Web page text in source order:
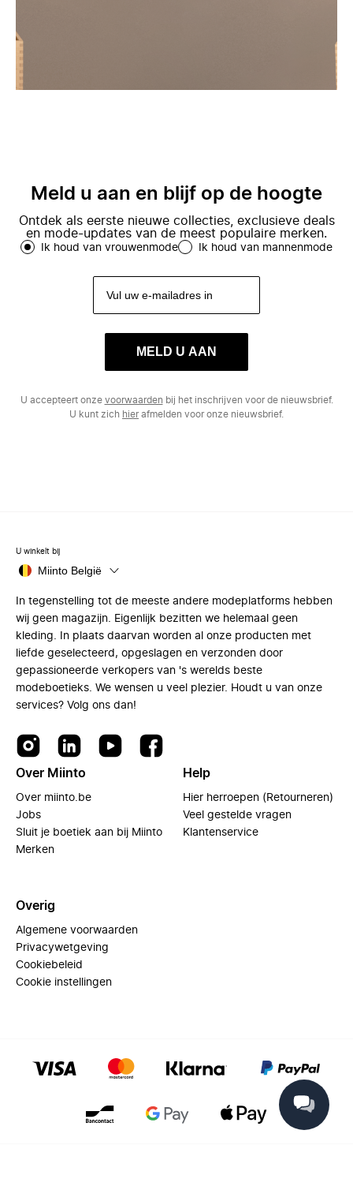
Meld u aan en blijf op de hoogte
Ontdek als eerste nieuwe collecties, exclusieve deals
en mode-updates van de meest populaire merken.
Ik houd van vrouwenmode Ik houd van mannenmode
MELD U AAN
U accepteert onze voorwaarden bij het inschrijven voor de nieuwsbrief.
U kunt zich hierafmelden voor onze nieuwsbrief.
U winkelt bij
Miinto België
In tegenstelling tot de meeste andere modeplatforms hebben
wij geen magazijn. Eigenlijk bezitten we helemaal geen
kleding. In plaats daarvan worden al onze producten met
liefde geselecteerd, opgeslagen en verzonden door
gepassioneerde verkopers van 's werelds beste
modeboetieks. We wensen u veel plezier. Houdt u van onze
services? Volg ons dan!
Over Miinto
Over miinto.be
Jobs
Sluit je boetiek aan bij Miinto
Merken
Help
Hier herroepen (Retourneren)
Veel gestelde vragen
Klantenservice
Overig
Algemene voorwaarden
Privacywetgeving
Cookiebeleid
Cookie instellingen